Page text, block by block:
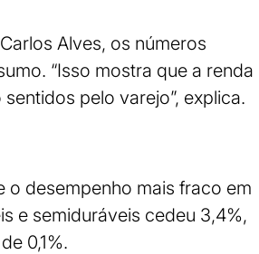
Alves, os números
“Isso mostra que a renda
pelo varejo”, explica.
o desempenho mais fraco em
e semiduráveis cedeu 3,4%,
0,1%.